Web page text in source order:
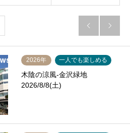
 
2026年 一人でも楽しめる
木陰の涼風-金沢緑地
2026/8/8(土)